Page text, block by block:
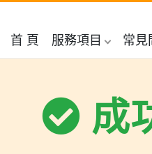
首 頁 服務項目 常見
成